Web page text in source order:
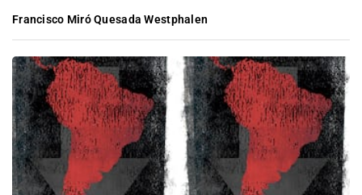
Francisco Miró Quesada Westphalen